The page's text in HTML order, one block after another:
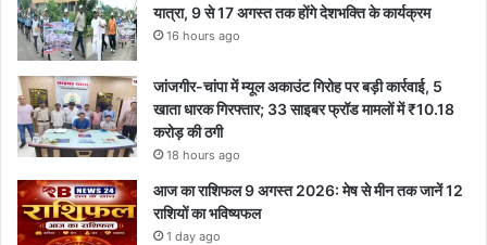
यात्रा, 9 से 17 अगस्त तक होंगे देशभक्ति के कार्यक्रम
16 hours ago
जांजगीर-चांपा में म्यूल अकाउंट गिरोह पर बड़ी कार्रवाई, 5
खाता धारक गिरफ्तार; 33 साइबर फ्रॉड मामलों में ₹10.18
करोड़ की ठगी
18 hours ago
आज का राशिफल 9 अगस्त 2026: मेष से मीन तक जानें 12
राशियों का भविष्यफल
1 day ago